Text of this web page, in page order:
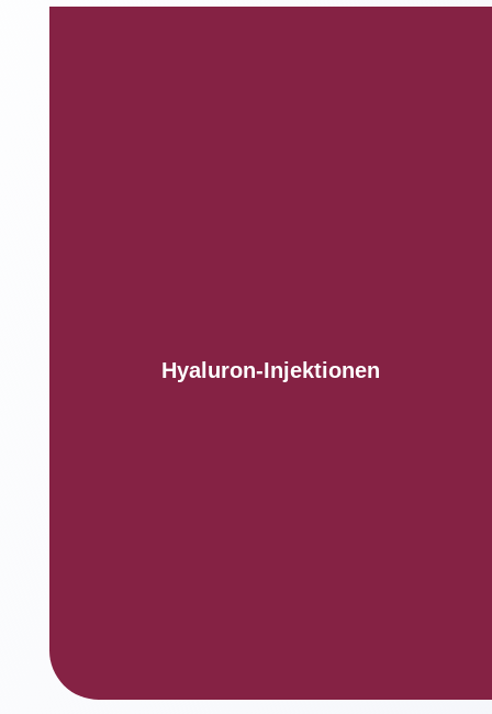
Hyaluron-Injektionen